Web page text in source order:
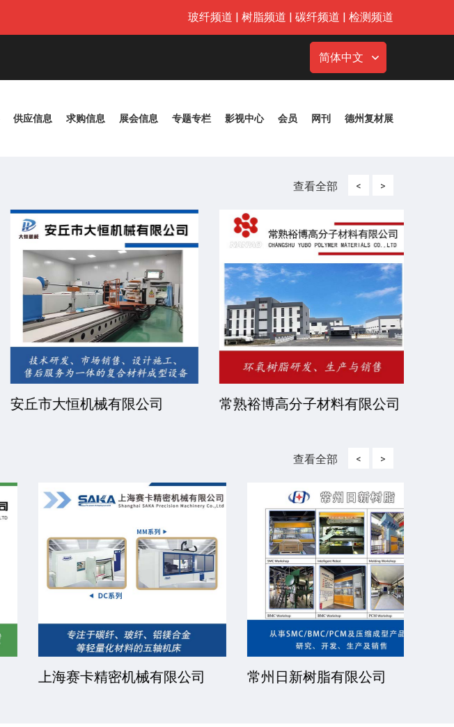
玻纤频道 | 树脂频道 | 碳纤频道 | 检测频道
简体中文
供应信息 求购信息 展会信息 专题专栏 影视中心 会员 网刊 德州复材展
查看全部 <
安丘市大恒机械有限公司 常熟裕博高分子材料有限公司
>
查看全部 <
上海赛卡精密机械有限公司 常州日新树脂有限公司
>